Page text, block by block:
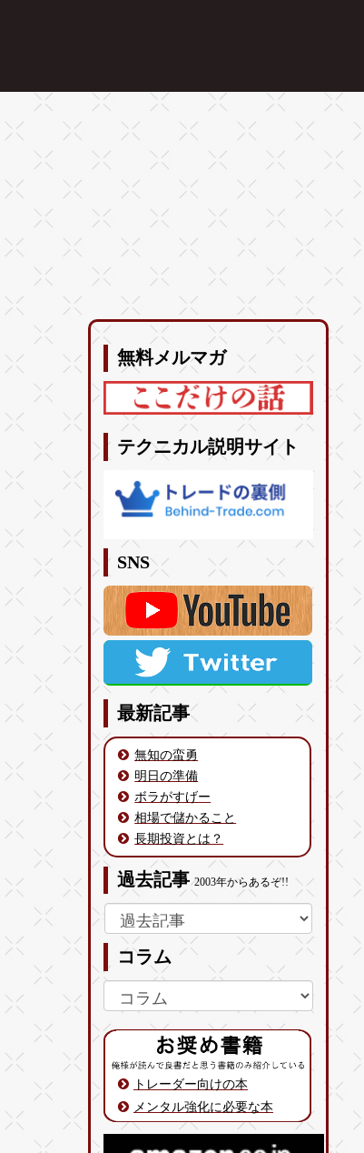
無料メルマガ
テクニカル説明サイト
SNS
最新記事
無知の蛮勇
明日の準備
ボラがすげー
相場で儲かること
長期投資とは？
過去記事2003年からあるぞ!!
コラム
トレーダー向けの本
メンタル強化に必要な本